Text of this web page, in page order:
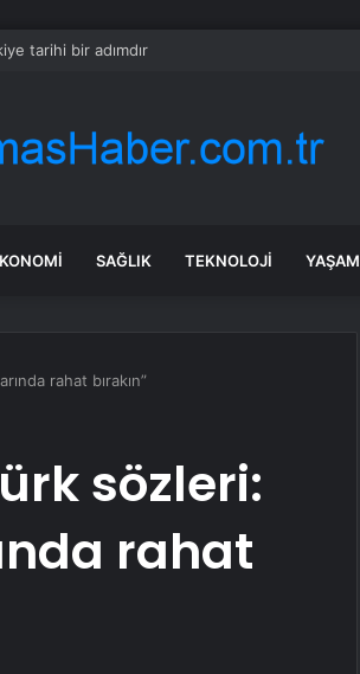
tarihi bir adımdır
SAĞLIK TEKNOLOJI YAŞAM
rahat bırakın”
sözleri:
rahat